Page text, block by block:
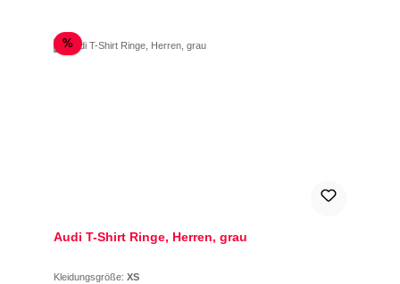
%Rabatt
Audi T-Shirt Ringe, Herren, grau
Kleidungsgröße: XS